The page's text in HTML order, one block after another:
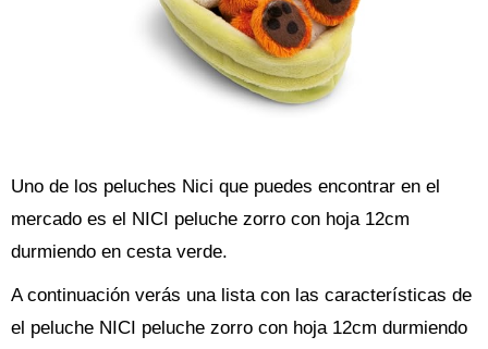
Uno de los peluches Nici que puedes encontrar en el
mercado es el NICI peluche zorro con hoja 12cm
durmiendo en cesta verde.
A continuación verás una lista con las características de
el peluche NICI peluche zorro con hoja 12cm durmiendo